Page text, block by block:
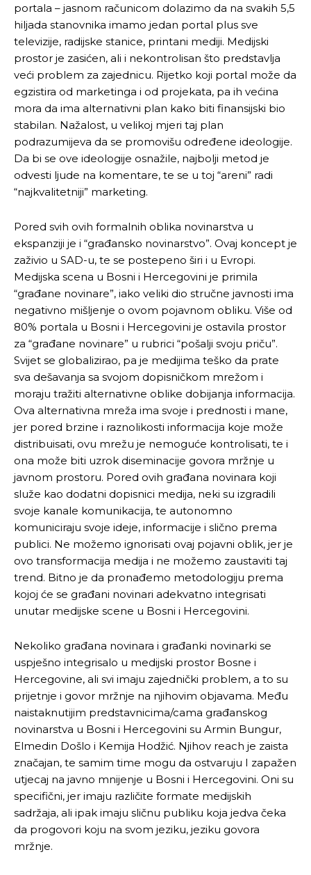
portala – jasnom računicom dolazimo da na svakih 5,5
hiljada stanovnika imamo jedan portal plus sve
televizije, radijske stanice, printani mediji. Medijski
prostor je zasićen, ali i nekontrolisan što predstavlja
veći problem za zajednicu. Rijetko koji portal može da
egzistira od marketinga i od projekata, pa ih većina
mora da ima alternativni plan kako biti finansijski bio
stabilan. Nažalost, u velikoj mjeri taj plan
podrazumijeva da se promovišu određene ideologije.
Da bi se ove ideologije osnažile, najbolji metod je
odvesti ljude na komentare, te se u toj “areni” radi
“najkvalitetniji” marketing.
Pored svih ovih formalnih oblika novinarstva u
ekspanziji je i “građansko novinarstvo”. Ovaj koncept je
zaživio u SAD-u, te se postepeno širi i u Evropi.
Medijska scena u Bosni i Hercegovini je primila
“građane novinare”, iako veliki dio stručne javnosti ima
negativno mišljenje o ovom pojavnom obliku. Više od
80% portala u Bosni i Hercegovini je ostavila prostor
za “građane novinare” u rubrici “pošalji svoju priču”.
Svijet se globalizirao, pa je medijima teško da prate
sva dešavanja sa svojom dopisničkom mrežom i
moraju tražiti alternativne oblike dobijanja informacija.
Ova alternativna mreža ima svoje i prednosti i mane,
jer pored brzine i raznolikosti informacija koje može
distribuisati, ovu mrežu je nemoguće kontrolisati, te i
ona može biti uzrok diseminacije govora mržnje u
javnom prostoru. Pored ovih građana novinara koji
služe kao dodatni dopisnici medija, neki su izgradili
svoje kanale komunikacija, te autonomno
komuniciraju svoje ideje, informacije i slično prema
publici. Ne možemo ignorisati ovaj pojavni oblik, jer je
ovo transformacija medija i ne možemo zaustaviti taj
trend. Bitno je da pronađemo metodologiju prema
kojoj će se građani novinari adekvatno integrisati
unutar medijske scene u Bosni i Hercegovini.
Nekoliko građana novinara i građanki novinarki se
uspješno integrisalo u medijski prostor Bosne i
Hercegovine, ali svi imaju zajednički problem, a to su
prijetnje i govor mržnje na njihovim objavama. Među
naistaknutijim predstavnicima/cama građanskog
novinarstva u Bosni i Hercegovini su Armin Bungur,
Elmedin Došlo i Kemija Hodžić. Njihov reach je zaista
značajan, te samim time mogu da ostvaruju I zapažen
utjecaj na javno mnijenje u Bosni i Hercegovini. Oni su
specifični, jer imaju različite formate medijskih
sadržaja, ali ipak imaju sličnu publiku koja jedva čeka
da progovori koju na svom jeziku, jeziku govora
mržnje.